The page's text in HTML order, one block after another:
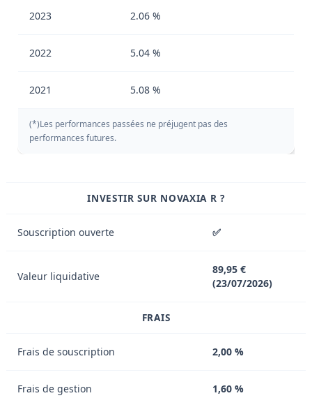
2023 2.06 %
2022 5.04 %
2021 5.08 %
(*)Les performances passées ne préjugent pas des
performances futures.
INVESTIR SUR NOVAXIA R ?
Souscription ouverte ✅
Valeur liquidative
89,95 €
(23/07/2026)
FRAIS
Frais de souscription 2,00 %
Frais de gestion 1,60 %